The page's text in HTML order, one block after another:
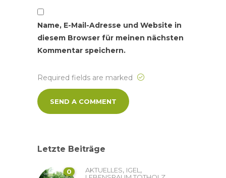
Name, E-Mail-Adresse und Website in
diesem Browser für meinen nächsten
Kommentar speichern.
Required fields are marked
Letzte Beiträge
0 AKTUELLES, IGEL ,